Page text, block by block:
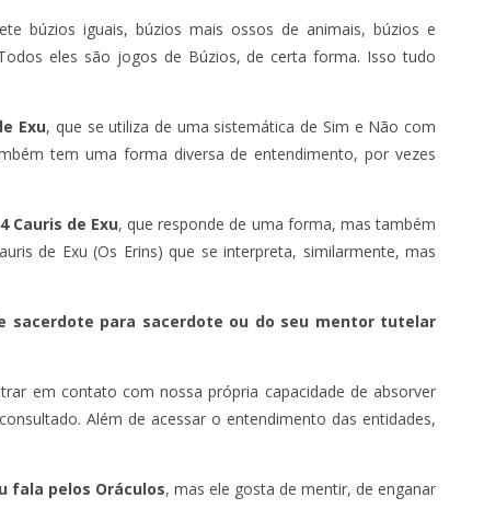
búzios iguais, búzios mais ossos de animais, búzios e
eles são jogos de Búzios, de certa forma. Isso tudo
Exu, que se utiliza de uma sistemática de Sim e Não com
tem uma forma diversa de entendimento, por vezes
4 Cauris de Exu, que responde de uma forma, mas também
de Exu (Os Erins) que se interpreta, similarmente, mas
sacerdote para sacerdote ou do seu mentor tutelar
em contato com nossa própria capacidade de absorver
Além de acessar o entendimento das entidades,
fala pelos Oráculos, mas ele gosta de mentir, de enganar